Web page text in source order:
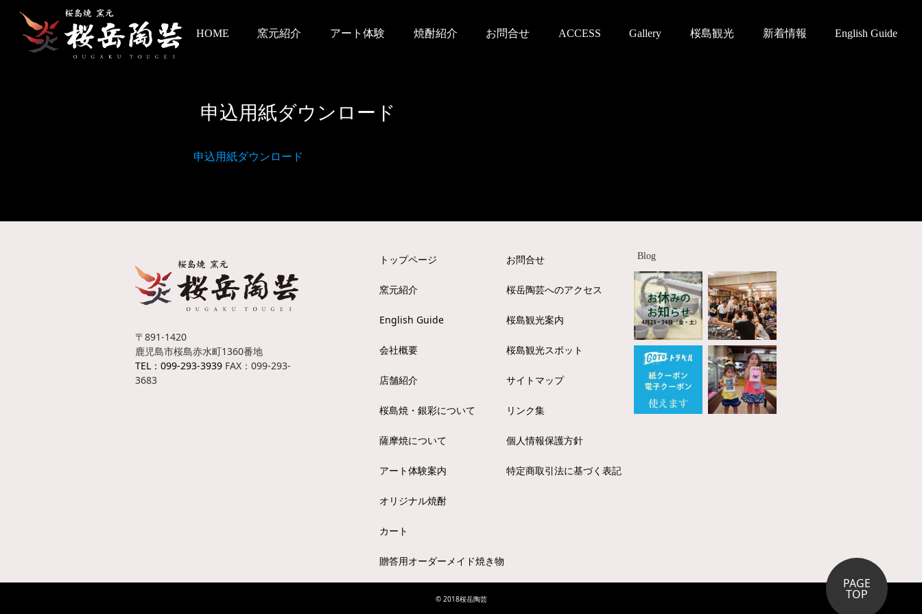
HOME 窯元紹介 アート体験 焼酎紹介 お問合せ ACCESS Gallery 桜島観光 新着情報 English Guide
申込用紙ダウンロード
申込用紙ダウンロード
Blog
〒891-1420
鹿児島市桜島赤水町1360番地
TEL：099-293-3939 FAX：099-293-
3683
トップページ
窯元紹介
English Guide
会社概要
店舗紹介
桜島焼・銀彩について
薩摩焼について
アート体験案内
オリジナル焼酎
カート
贈答用オーダーメイド焼き物
お問合せ
桜岳陶芸へのアクセス
桜島観光案内
桜島観光スポット
サイトマップ
リンク集
個人情報保護方針
特定商取引法に基づく表記
© 2018桜岳陶芸
PAGE
TOP